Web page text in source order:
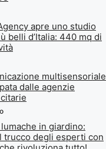
apre uno studio
belli d’Italia: 440 mq di
multisensoriale
dalle agenzie
in giardino:
trucco degli esperti con